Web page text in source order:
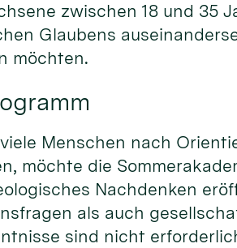
zwischen 18 und 35
Glaubens
möchten.
Menschen nach
möchte die
Nachdenken
als auch
sind nicht